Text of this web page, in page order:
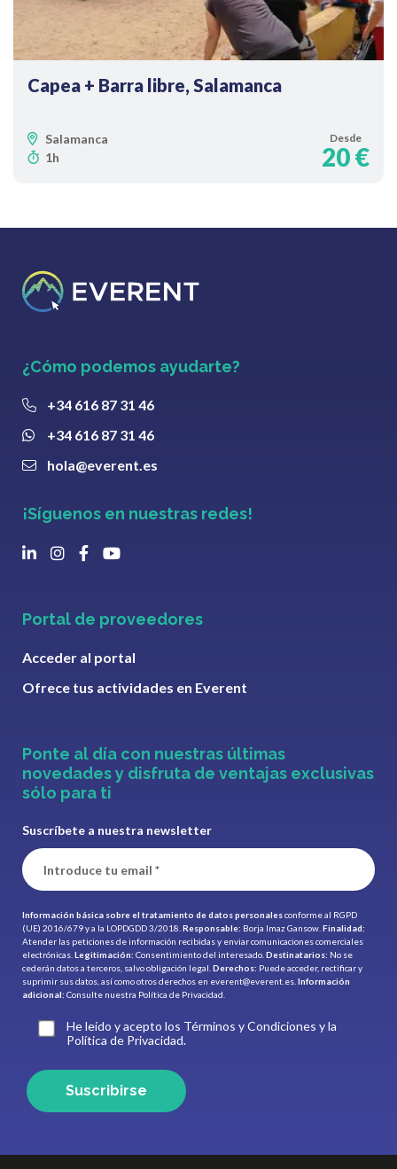
Capea + Barra libre, Salamanca
Salamanca
1h
Desde
20 €
¿Cómo podemos ayudarte?
+34 616 87 31 46
+34 616 87 31 46
hola@everent.es
¡Síguenos en nuestras redes!
Portal de proveedores
Acceder al portal
Ofrece tus actividades en Everent
Ponte al día con nuestras últimas
novedades y disfruta de ventajas exclusivas
sólo para ti
Suscríbete a nuestra newsletter
Información básica sobre el tratamiento de datos personalesconforme al RGPD
(UE) 2016/679 y a la LOPDGDD 3/2018. Responsable: Borja Imaz Gansow. Finalidad:
Atender las peticiones de información recibidas y enviar comunicaciones comerciales
electrónicas. Legitimación: Consentimiento del interesado. Destinatarios: No se
cederán datos a terceros, salvo obligación legal. Derechos: Puede acceder, rectificar y
suprimir sus datos, así como otros derechos en everent@everent.es Información
adicional: Consulte nuestra Política de Privacidad.
He leído y acepto los Términos y Condiciones y la
Política de Privacidad.
Suscribirse